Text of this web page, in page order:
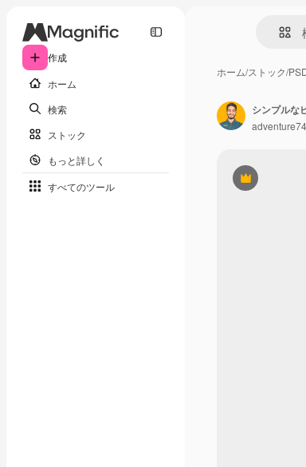
作成
ホーム
検索
ストック
もっと詳しく
すべてのツール
ホーム/ストック/
Premium
シンプルな